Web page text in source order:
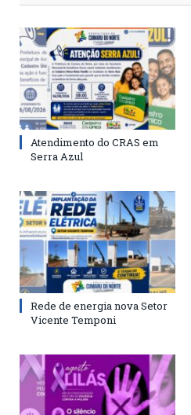
Atendimento do CRAS em
Serra Azul
Rede de energia nova Setor
Vicente Temponi